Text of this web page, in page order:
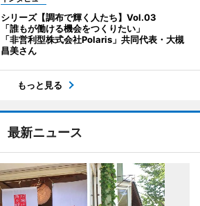
シリーズ【調布で輝く人たち】Vol.03
「誰もが働ける機会をつくりたい」
「非営利型株式会社Polaris」共同代表・大槻
昌美さん
もっと見る
最新ニュース